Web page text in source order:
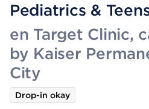
Pediatrics &
en Target Clinic,
by Kaiser
City
Drop-in okay